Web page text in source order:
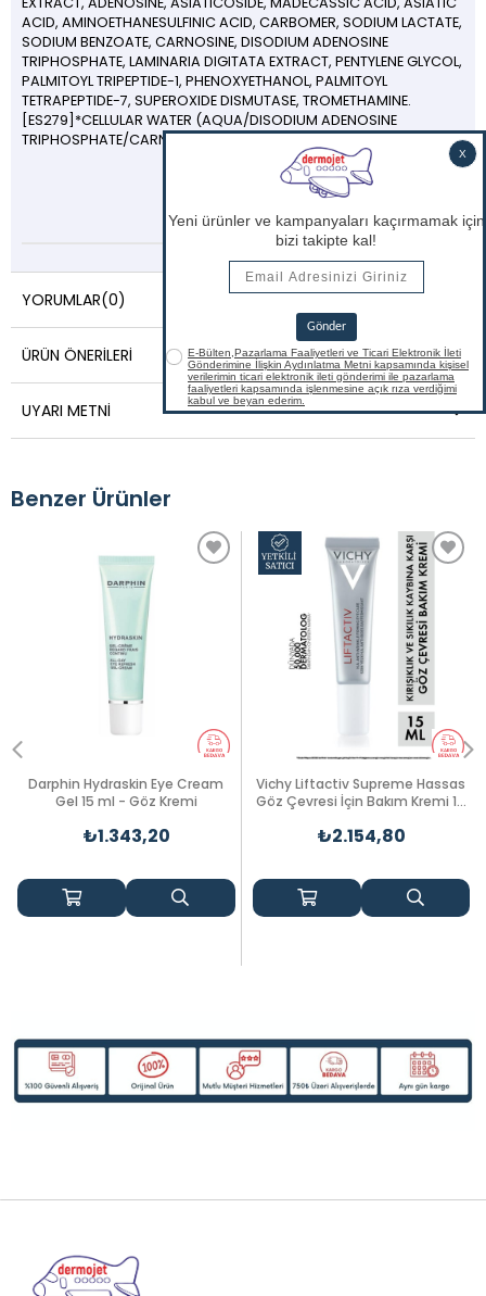
ACID, AMINOETHANESULFINIC ACID, CARBOMER, SODIUM LACTATE,
SODIUM BENZOATE, CARNOSINE, DISODIUM ADENOSINE
TRIPHOSPHATE, LAMINARIA DIGITATA EXTRACT, PENTYLENE GLYCOL,
PALMITOYL TRIPEPTIDE-1, PHENOXYETHANOL, PALMITOYL
TETRAPEPTIDE-7, SUPEROXIDE DISMUTASE, TROMETHAMINE.
[ES279]*CELLULAR WATER (AQUA/DISODIUM ADENOSINE
TRIPHOSPHATE/CARNOSINE/MINERAL SALTS)
YORUMLAR(0)
ÜRÜN ÖNERILERI
UYARI METNI
Benzer Ürünler
Darphin Hydraskin Eye Cream
Gel 15 ml - Göz Kremi
₺1.343,20
Vichy Liftactiv Supreme Hassas
Göz Çevresi İçin Bakım Kremi 15
₺2.154,80